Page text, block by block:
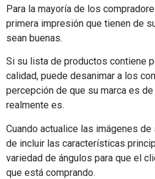
Para la mayoría de los
primera impresión que tienen de
sean buenas.
Si su lista de productos contiene
calidad, puede desanimar a los
percepción de que su marca es
realmente es.
Cuando actualice las imágenes
de incluir las características
variedad de ángulos para que el
que está comprando.